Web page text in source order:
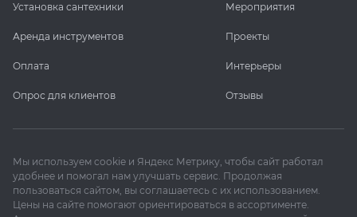
Установка сантехники
Аренда инструментов
Оплата
Опрос для клиентов
Мероприятия
Проекты
Интерьеры
Отзывы
Мы используем cookie и Яндекс Метрику, чтобы сайт работал
удобнее и помогал нам улучшать сервис. Продолжая
пользоваться сайтом, вы соглашаетесь с их использованием.
Цены на сайте помогают ориентироваться в ассортименте.